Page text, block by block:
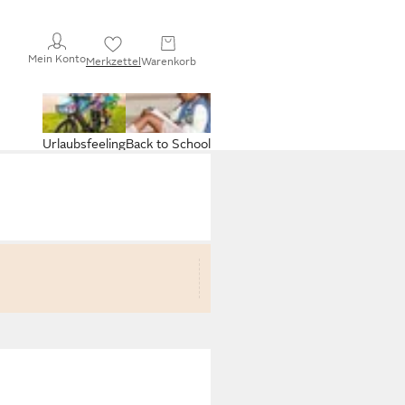
Mein KontoMerkzettelWarenkorb
Back to School
Urlaubsfeeling